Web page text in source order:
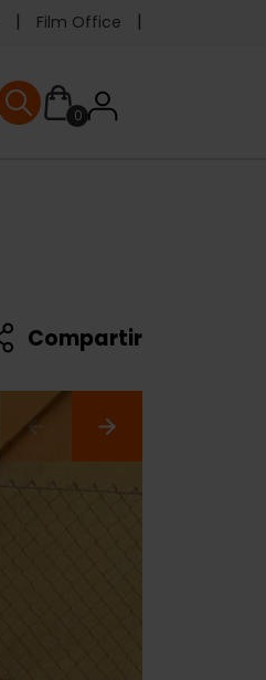
Film Office
0User
User menu
Compartir